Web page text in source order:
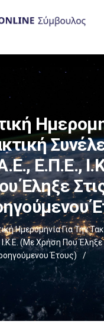
Ε.Π.Ε.,
Έληξε
Ημερομηνία Για Την
(με Χρήση Που Έληξε
Έτους)
/